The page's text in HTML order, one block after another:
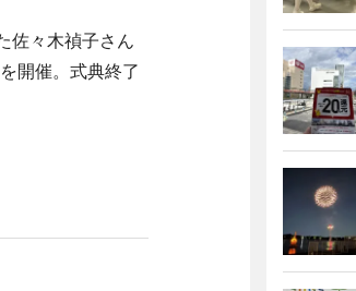
佐々木禎子さん
開催。式典終了